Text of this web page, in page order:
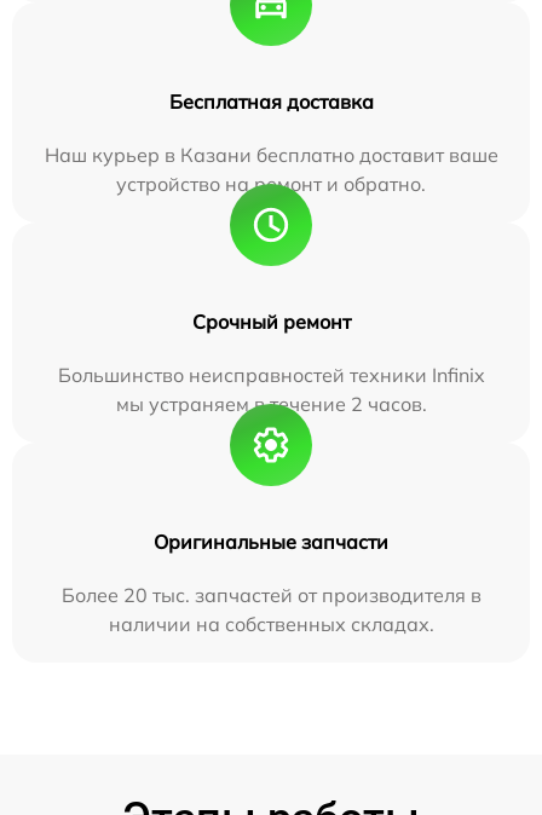
Бесплатная доставка
Наш курьер в Казани бесплатно доставит ваше
устройство на ремонт и обратно.
Срочный ремонт
Большинство неисправностей техники Infinix
мы устраняем в течение 2 часов.
Оригинальные запчасти
Более 20 тыс. запчастей от производителя в
наличии на собственных складах.